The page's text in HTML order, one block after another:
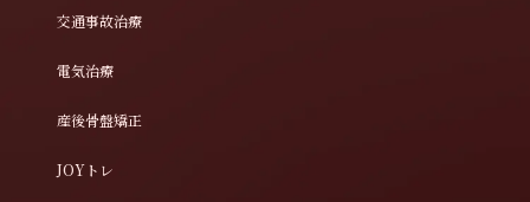
交通事故治療
電気治療
産後骨盤矯正
JOYトレ